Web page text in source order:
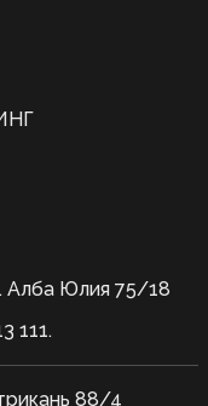
Алба Юлия 75/18
111.
88/4